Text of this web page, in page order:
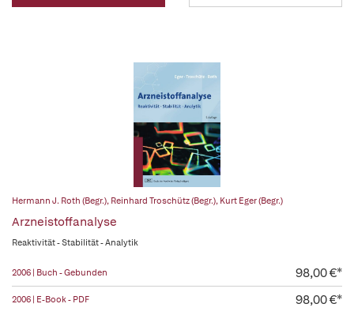
Hermann J. Roth (Begr.), Reinhard Troschütz (Begr.), Kurt Eger (Begr.)
Arzneistoffanalyse
Reaktivität - Stabilität - Analytik
2006 | Buch - Gebunden 98,00 €*
2006 | E-Book - PDF 98,00 €*